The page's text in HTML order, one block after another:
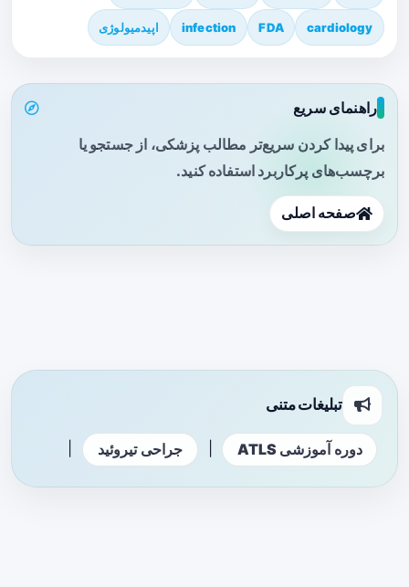
cardiology
FDA
infection اپیدمیولوژی
راهنمای سریع
برای پیدا کردن سریع‌تر مطالب پزشکی، از جستجو یا
برچسب‌های پرکاربرد استفاده کنید.
صفحه اصلی
تبلیغات متنی
دوره آموزشی ATLS جراحی تیروئید